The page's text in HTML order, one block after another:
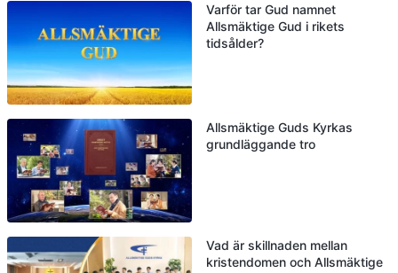
Varför tar Gud namnet
Allsmäktige Gud i rikets
tidsålder?
Allsmäktige Guds Kyrkas
grundläggande tro
Vad är skillnaden mellan
kristendomen och Allsmäktige